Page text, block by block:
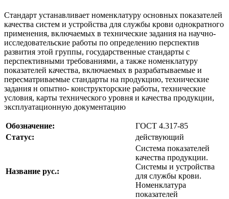
Стандарт устанавливает номенклатуру основных показателей
качества систем и устройства для службы крови однократного
применения, включаемых в технические задания на научно-
исследовательские работы по определению перспектив
развития этой группы, государственные стандарты с
перспективными требованиями, а также номенклатуру
показателей качества, включаемых в разрабатываемые и
пересматриваемые стандарты на продукцию, технические
задания н опытно- конструкторские работы, технические
условия, карты технического уровня и качества продукции,
эксплуатационную документацию
Обозначение:
ГОСТ 4.317-85
Статус:
действующий
Название рус.:
Система показателей
качества продукции.
Системы и устройства
для службы крови.
Номенклатура
показателей